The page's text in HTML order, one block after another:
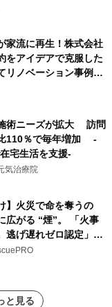
家流に再生！株式会社
をアイデアで克服した
リノベーション事例5
術ニーズが拡大 訪問
110％で毎年増加 -
宅生活を支援-
気治療院
】火災で命を奪うの
広がる “煙”。 「火事
逃げ遅れゼロ認定」提
と見る